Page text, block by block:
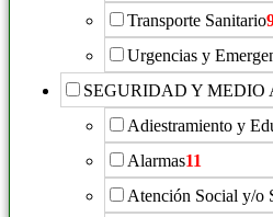
Transporte Sanitario
Urgencias y
SEGURIDAD Y MEDIO
Adiestramiento y
Alarmas11
Atención Social y/o